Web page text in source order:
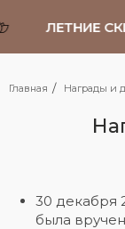
ЛЕТНИЕ
Главная / Награды и
30 декабря
была